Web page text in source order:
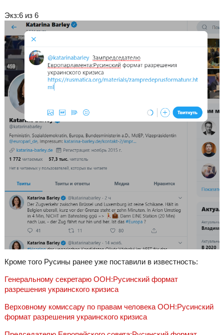
Экз:6 из 6
Кроме того Русины ранее уже поставили в известность:
Генеральному секретарю ООН:Русинский формат
разрешения украинского кризиса
Верховному комиссару по правам человека ООН:Русинский
формат разрешения украинского кризиса